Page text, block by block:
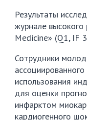
Результаты
журнале
Medicine» (Q1, IF
Сотрудники
использования
для оценки
инфарктом
кардиогенного